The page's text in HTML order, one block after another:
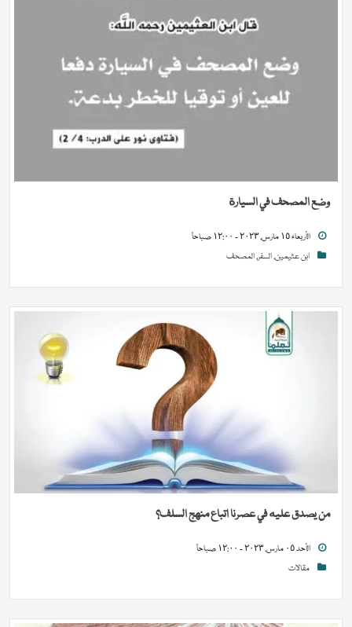
وضع المصحف في السيارة
الأربعاء ١٥ مارس, ٢٠٢٣ - ١٢:٠٠ صباحاً
ابن عثيمين,السفر,المصحف
من يصدق عليه في عصرنا اتباع منهج السلف؟
الأحد ٠٥ مارس, ٢٠٢٣ - ١٢:٠٠ صباحاً
مقالات